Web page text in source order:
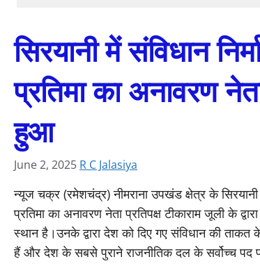
सिरयानी में संविधान
प्रतिमा का अनावरण
हुआ
June 2, 2025 R C Jalasiya
न्यूज चक्र (रमेशचंद्र) नीमराना उपखंड क्षेत्र के
प्रतिमा का अनावरण नेता प्रतिपक्ष टीकाराम जूली के
स्थान है।उनके द्वारा देश को दिए गए संविधान की ताकत
हैं और देश के सबसे पुराने राजनीतिक दल के सर्वोच्च